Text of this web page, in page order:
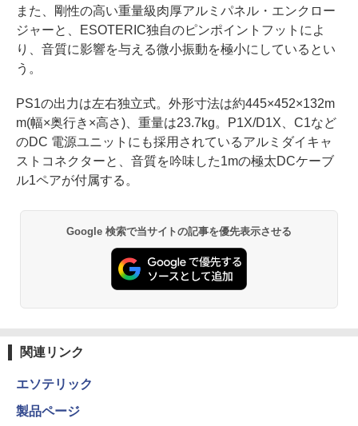
また、剛性の高い重量級肉厚アルミパネル・エンクロー
ジャーと、ESOTERIC独自のピンポイントフットによ
り、音質に影響を与える微小振動を極小にしているとい
う。
PS1の出力は左右独立式。外形寸法は約445×452×132m
m(幅×奥行き×高さ)、重量は23.7kg。P1X/D1X、C1など
のDC 電源ユニットにも採用されているアルミダイキャ
ストコネクターと、音質を吟味した1mの極太DCケーブ
ル1ペアが付属する。
Google 検索で当サイトの記事を優先表示させる
関連リンク
エソテリック
製品ページ